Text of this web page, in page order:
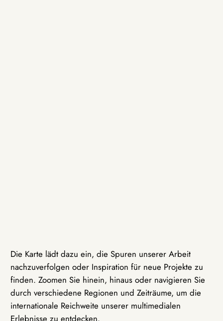
Die Karte lädt dazu ein, die Spuren unserer Arbeit
nachzuverfolgen oder Inspiration für neue Projekte zu
finden. Zoomen Sie hinein, hinaus oder navigieren Sie
durch verschiedene Regionen und Zeiträume, um die
internationale Reichweite unserer multimedialen
Erlebnisse zu entdecken.